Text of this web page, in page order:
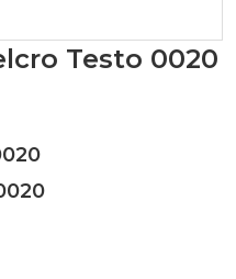
Testo 0020